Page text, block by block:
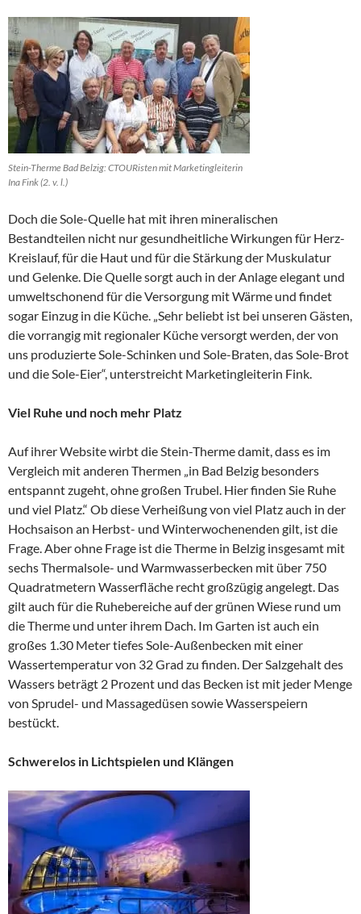
Stein-Therme Bad Belzig: CTOURisten mit Marketingleiterin
Ina Fink (2. v. l.)
Doch die Sole-Quelle hat mit ihren mineralischen
Bestandteilen nicht nur gesundheitliche Wirkungen für Herz-
Kreislauf, für die Haut und für die Stärkung der Muskulatur
und Gelenke. Die Quelle sorgt auch in der Anlage elegant und
umweltschonend für die Versorgung mit Wärme und findet
sogar Einzug in die Küche. „Sehr beliebt ist bei unseren Gästen,
die vorrangig mit regionaler Küche versorgt werden, der von
uns produzierte Sole-Schinken und Sole-Braten, das Sole-Brot
und die Sole-Eier“, unterstreicht Marketingleiterin Fink.
Viel Ruhe und noch mehr Platz
Auf ihrer Website wirbt die Stein-Therme damit, dass es im
Vergleich mit anderen Thermen „in Bad Belzig besonders
entspannt zugeht, ohne großen Trubel. Hier finden Sie Ruhe
und viel Platz.“ Ob diese Verheißung von viel Platz auch in der
Hochsaison an Herbst- und Winterwochenenden gilt, ist die
Frage. Aber ohne Frage ist die Therme in Belzig insgesamt mit
sechs Thermalsole- und Warmwasserbecken mit über 750
Quadratmetern Wasserfläche recht großzügig angelegt. Das
gilt auch für die Ruhebereiche auf der grünen Wiese rund um
die Therme und unter ihrem Dach. Im Garten ist auch ein
großes 1.30 Meter tiefes Sole-Außenbecken mit einer
Wassertemperatur von 32 Grad zu finden. Der Salzgehalt des
Wassers beträgt 2 Prozent und das Becken ist mit jeder Menge
von Sprudel- und Massagedüsen sowie Wasserspeiern
bestückt.
Schwerelos in Lichtspielen und Klängen